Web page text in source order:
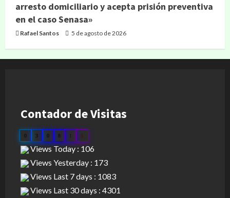
arresto domiciliario y acepta prisión preventiva
en el caso Senasa»
Rafael Santos 5 de agosto de 2026
Contador de Visitas
3 0 8 1 5
Views Today : 106
Views Yesterday : 173
Views Last 7 days : 1083
Views Last 30 days : 4301